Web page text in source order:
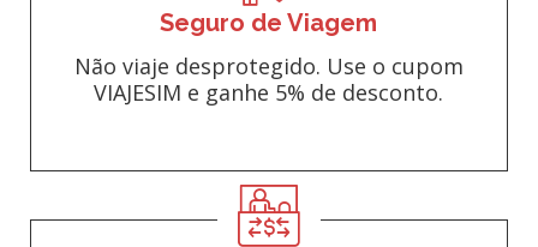
Seguro de Viagem
Não viaje desprotegido. Use o cupom
VIAJESIM e ganhe 5% de desconto.